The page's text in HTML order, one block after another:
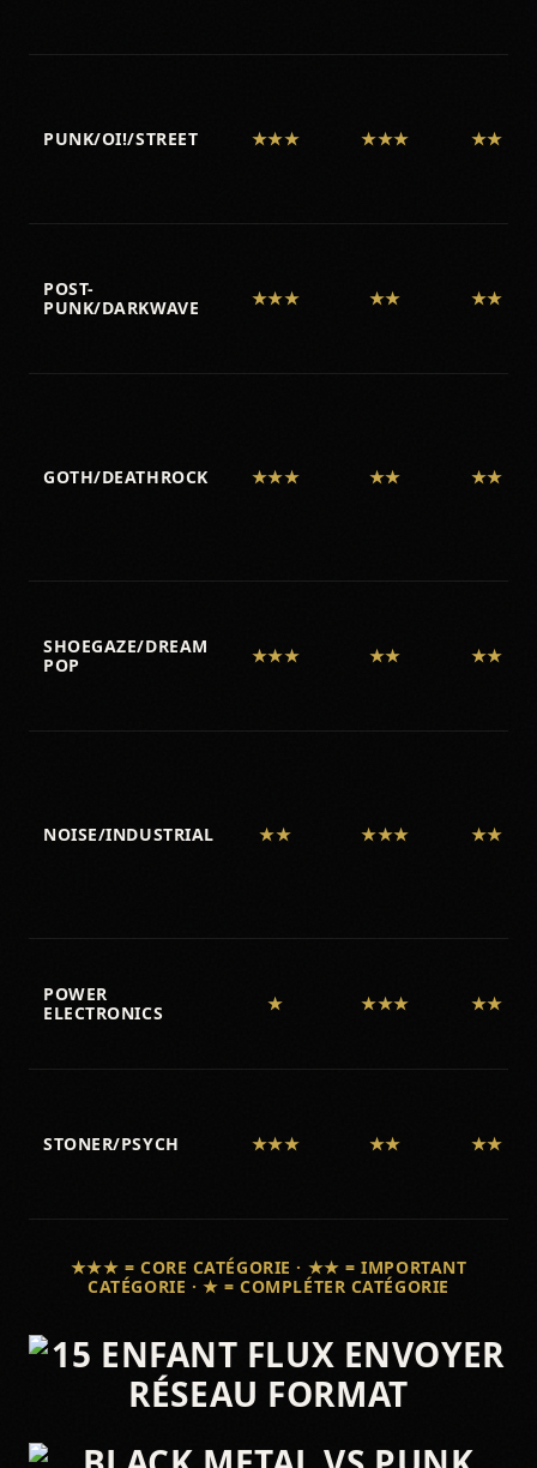
PUNK/OI!/STREET ★★★ ★★★ ★★
POST-
PUNK/DARKWAVE
★★★ ★★ ★★
GOTH/DEATHROCK ★★★ ★★ ★★
SHOEGAZE/DREAM
POP
★★★ ★★ ★★
NOISE/INDUSTRIAL ★★ ★★★ ★★
POWER
ELECTRONICS
★ ★★★ ★★
STONER/PSYCH ★★★ ★★ ★★
★★★ = CORE CATÉGORIE · ★★ = IMPORTANT
CATÉGORIE · ★ = COMPLÉTER CATÉGORIE